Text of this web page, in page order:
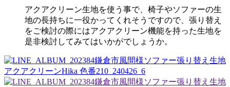
アクアクリーン生地を使う事で、椅子やソファーの生
地の長持ちに一役かってくれそうですので、張り替え
をご検討の際にはアクアクリーン機能を持った生地を
是非検討してみてはいかがでしょうか。